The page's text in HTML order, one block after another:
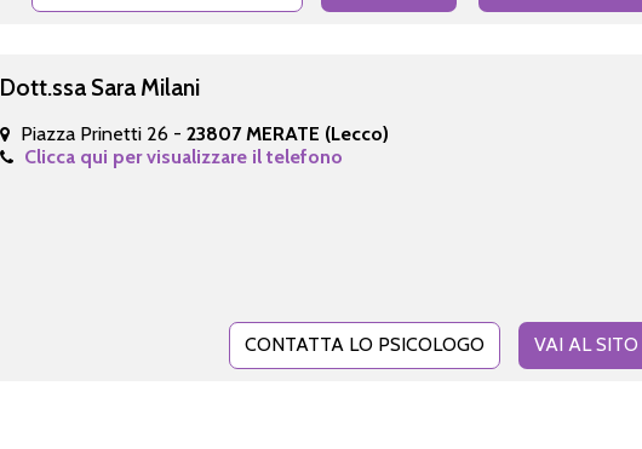
Dott.ssa Sara Milani
Piazza Prinetti 26 -23807 MERATE (Lecco)
Clicca qui per visualizzare il telefono
CONTATTA LO PSICOLOGO VAI AL SITO